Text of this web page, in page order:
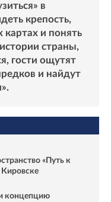
в
крепость,
картах и понять
страны,
гости ощутят
и найдут
«Путь к
Кировске
концепцию